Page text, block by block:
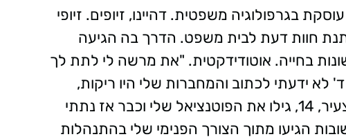
בגרפולוגיה משפטית. דהיינו, זיופים. זיופי
חוות דעת לבית משפט. הדרך בה הגיעה
בחייה. אוטודידקטית. "את מרשה לי לתת לך
ידעתי לכתוב והמחברות שלי היו ריקות,
הקראתי תשובות מהראש, מהזיכרון. בגיל צעיר, 14, גילו את הפוטנציאל שלי וכבר אז נתתי
הגיעו מתוך הצורך הפנימי שלי בהתנהלות